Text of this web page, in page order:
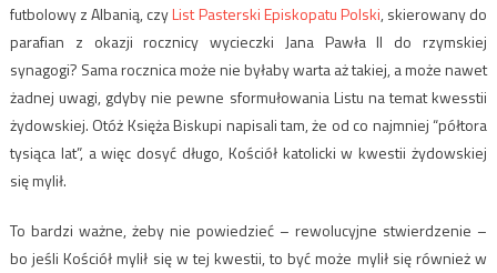
futbolowy z Albanią, czyList Pasterski Episkopatu Polski, skierowany do
parafian z okazji rocznicy wycieczki Jana Pawła II do rzymskiej
synagogi? Sama rocznica może nie byłaby warta aż takiej, a może nawet
żadnej uwagi, gdyby nie pewne sformułowania Listu na temat kwesstii
żydowskiej. Otóż Księża Biskupi napisali tam, że od co najmniej “półtora
tysiąca lat”, a więc dosyć długo, Kościół katolicki w kwestii żydowskiej
się mylił.
To bardzi ważne, żeby nie powiedzieć – rewolucyjne stwierdzenie –
bo jeśli Kościół mylił się w tej kwestii, to być może mylił się również w